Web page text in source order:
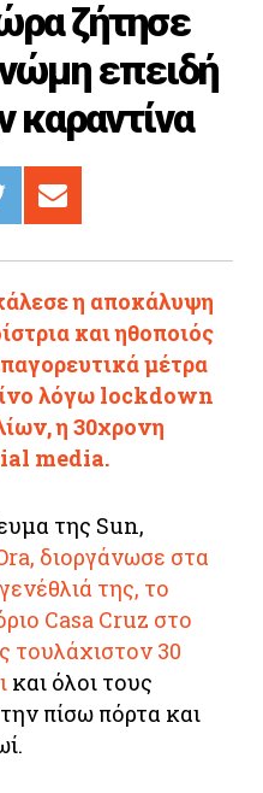
ζήτησε
επειδή
καραντίνα
η αποκάλυψη
και ηθοποιός
μέτρα
λόγω lockdown
η 30χρονη
media.
της Sun,
διοργάνωσε στα
της, το
Casa Cruz στο
τουλάχιστον 30
και όλοι τους
πίσω πόρτα και